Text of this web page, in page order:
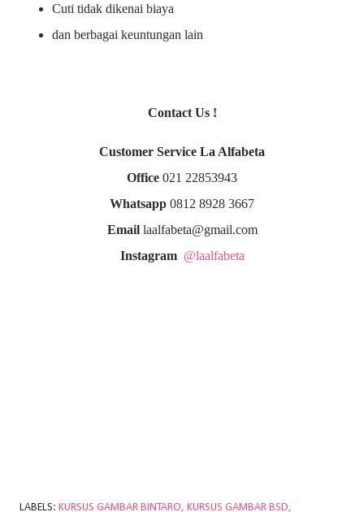
Cuti tidak dikenai biaya
dan berbagai keuntungan lain
Contact Us !
Customer Service La Alfabeta
Office 021 22853943
Whatsapp 0812 8928 3667
Emaillaalfabeta@gmail.com
Instagram @laalfabeta
LABELS: KURSUS GAMBAR BINTARO KURSUS GAMBAR BSD